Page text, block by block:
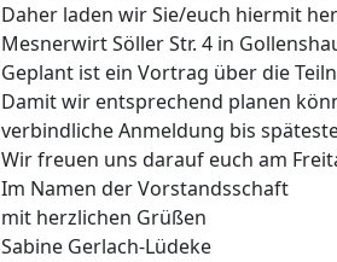
Daher laden wir Sie/euch hiermit
Mesnerwirt Söller Str. 4 in
Geplant ist ein Vortrag über die
Damit wir entsprechend planen
verbindliche Anmeldung bis
Wir freuen uns darauf euch am
Im Namen der Vorstandsschaft
mit herzlichen Grüßen
Sabine Gerlach-Lüdeke